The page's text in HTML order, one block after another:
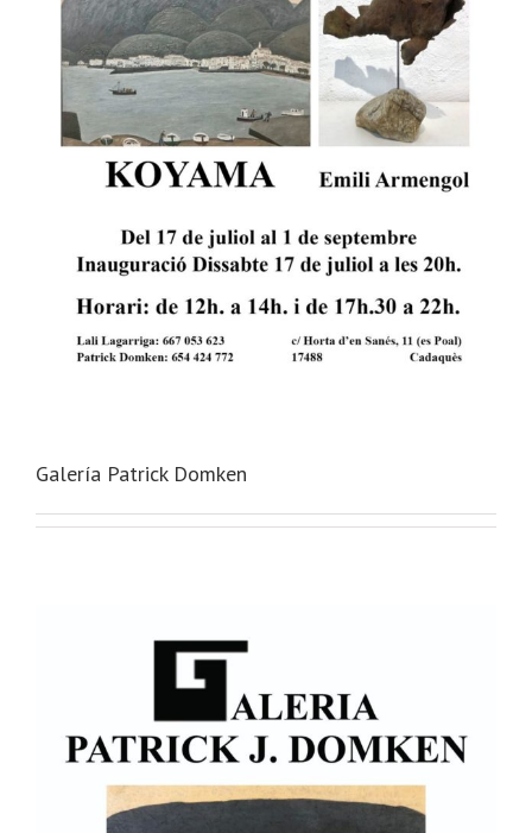
Galería Patrick Domken